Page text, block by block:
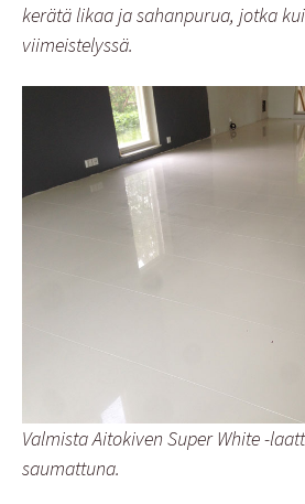
kerätä likaa ja sahanpurua, jotka
viimeistelyssä.
Valmista Aitokiven Super White -
saumattuna.